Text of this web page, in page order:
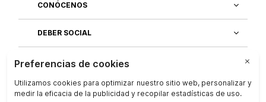
CONÓCENOS
DEBER SOCIAL
ÚNETE AL EQUIPO
DESCUBRE NUESTRAS APLICACIONES